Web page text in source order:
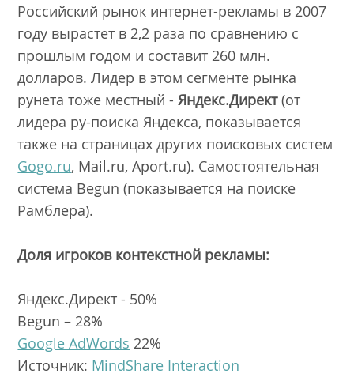
Российский рынок интернет-рекламы в 2007
году вырастет в 2,2 раза по сравнению с
прошлым годом и составит 260 млн.
долларов. Лидер в этом сегменте рынка
рунета тоже местный - Яндекс.Директ(от
лидера ру-поиска Яндекса, показывается
также на страницах других поисковых систем
Gogo.ru, Mail.ru, Aport.ru). Самостоятельная
система Begun (показывается на поиске
Рамблера).
Доля игроков контекстной рекламы:
Яндекс.Директ - 50%
Begun – 28%
Google AdWords 22%
Источник: MindShare Interaction